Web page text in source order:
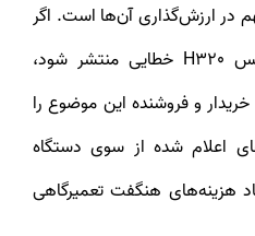
آن‌ها است. اگر
در پروسه تست دیاگ برلیانس H320 خطایی منتشر شود،
و فروشنده این موضوع را
اعلام شده از سوی دستگاه
هنگفت تعمیرگاهی